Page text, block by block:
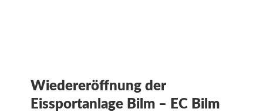
Wiedereröffnung der
Eissportanlage Bilm – EC Bilm